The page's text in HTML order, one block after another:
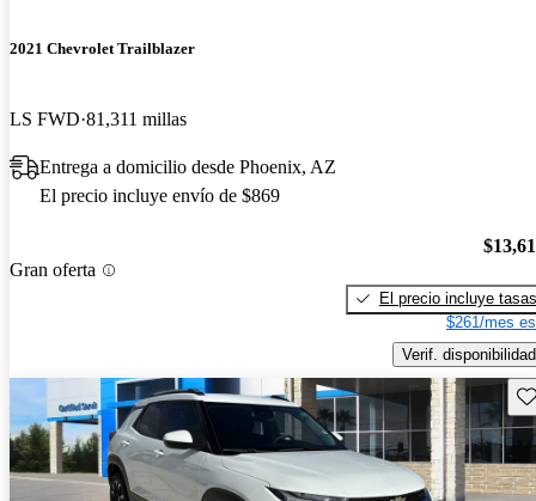
2021 Chevrolet Trailblazer
LS FWD 81,311 millas
Entrega a domicilio desde Phoenix, AZ
El precio incluye envío de $869
Gran oferta
El precio incluye tasas
$261/mes
Verif. disponibilidad